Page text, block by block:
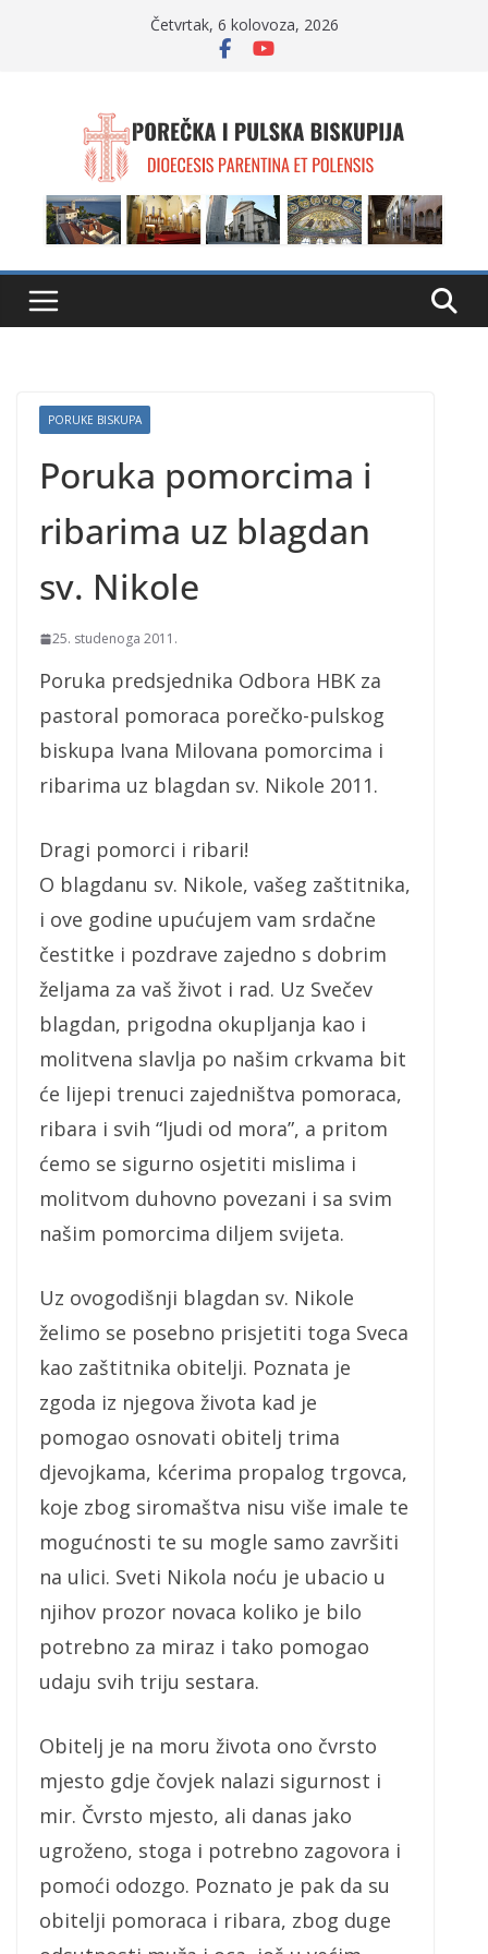
Četvrtak, 6 kolovoza, 2026
PORUKE BISKUPA
Poruka pomorcima i
ribarima uz blagdan
sv. Nikole
25. studenoga 2011.
Poruka predsjednika Odbora HBK za
pastoral pomoraca porečko-pulskog
biskupa Ivana Milovana pomorcima i
ribarima uz blagdan sv. Nikole 2011.
Dragi pomorci i ribari!
O blagdanu sv. Nikole, vašeg zaštitnika,
i ove godine upućujem vam srdačne
čestitke i pozdrave zajedno s dobrim
željama za vaš život i rad. Uz Svečev
blagdan, prigodna okupljanja kao i
molitvena slavlja po našim crkvama bit
će lijepi trenuci zajedništva pomoraca,
ribara i svih “ljudi od mora”, a pritom
ćemo se sigurno osjetiti mislima i
molitvom duhovno povezani i sa svim
našim pomorcima diljem svijeta.
Uz ovogodišnji blagdan sv. Nikole
želimo se posebno prisjetiti toga Sveca
kao zaštitnika obitelji. Poznata je
zgoda iz njegova života kad je
pomogao osnovati obitelj trima
djevojkama, kćerima propalog trgovca,
koje zbog siromaštva nisu više imale te
mogućnosti te su mogle samo završiti
na ulici. Sveti Nikola noću je ubacio u
njihov prozor novaca koliko je bilo
potrebno za miraz i tako pomogao
udaju svih triju sestara.
Obitelj je na moru života ono čvrsto
mjesto gdje čovjek nalazi sigurnost i
mir. Čvrsto mjesto, ali danas jako
ugroženo, stoga i potrebno zagovora i
pomoći odozgo. Poznato je pak da su
obitelji pomoraca i ribara, zbog duge